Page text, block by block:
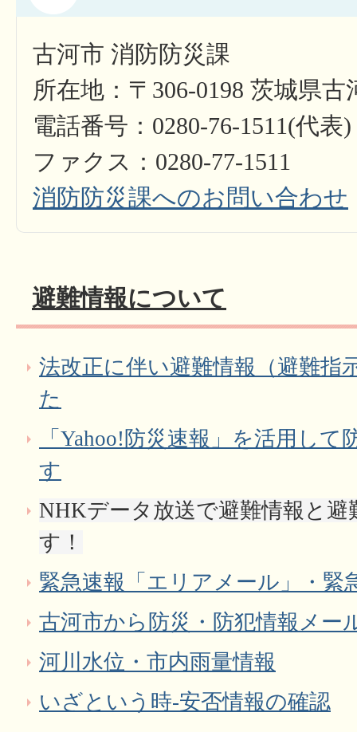
古河市 消防防災課
所在地：〒306-0198 茨城県古
電話番号：0280-76-1511(代表)
ファクス：0280-77-1511​​​​​​​
消防防災課へのお問い合わせ
避難情報について
法改正に伴い避難情報（避難指
た
「Yahoo!防災速報」を活用し
す
NHKデータ放送で避難情報と
す！
緊急速報「エリアメール」・緊
古河市から防災・防犯情報メー
河川水位・市内雨量情報
いざという時-安否情報の確認